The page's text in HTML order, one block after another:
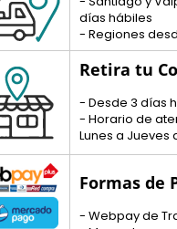
días hábiles
- Regiones
Retira tu
- Desde 3 días
- Horario de
Lunes a Jueves
Formas de
- Webpay de